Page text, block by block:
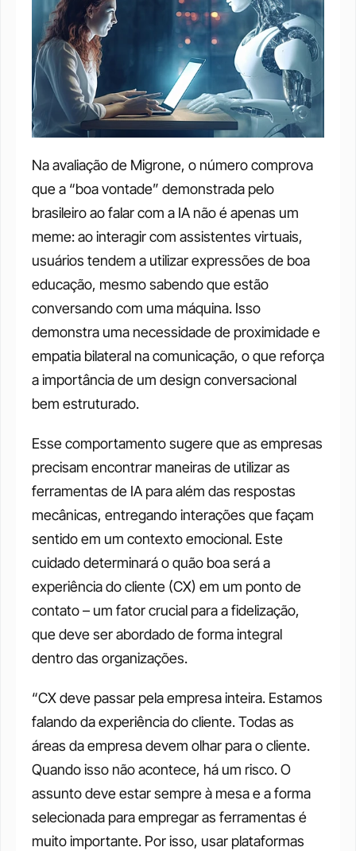
Na avaliação de Migrone, o número comprova
que a “boa vontade” demonstrada pelo
brasileiro ao falar com a IA não é apenas um
meme: ao interagir com assistentes virtuais,
usuários tendem a utilizar expressões de boa
educação, mesmo sabendo que estão
conversando com uma máquina. Isso
demonstra uma necessidade de proximidade e
empatia bilateral na comunicação, o que reforça
a importância de um design conversacional
bem estruturado.
Esse comportamento sugere que as empresas
precisam encontrar maneiras de utilizar as
ferramentas de IA para além das respostas
mecânicas, entregando interações que façam
sentido em um contexto emocional. Este
cuidado determinará o quão boa será a
experiência do cliente (CX) em um ponto de
contato – um fator crucial para a fidelização,
que deve ser abordado de forma integral
dentro das organizações.
“CX deve passar pela empresa inteira. Estamos
falando da experiência do cliente. Todas as
áreas da empresa devem olhar para o cliente.
Quando isso não acontece, há um risco. O
assunto deve estar sempre à mesa e a forma
selecionada para empregar as ferramentas é
muito importante. Por isso, usar plataformas